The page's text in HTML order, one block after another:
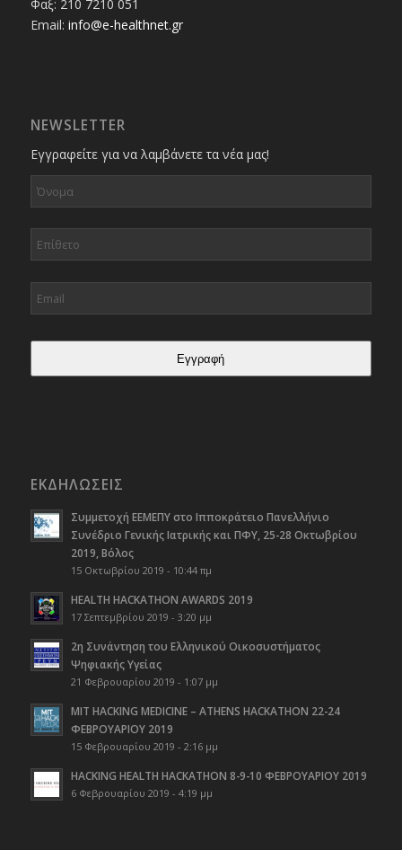
Φαξ: 210 7210 051
Email: info@e-healthnet.gr
NEWSLETTER
Εγγραφείτε για να λαμβάνετε τα νέα μας!
Εγγραφή
ΕΚΔΗΛΏΣΕΙΣ
Συμμετοχή ΕΕΜΕΠΥ στο Ιπποκράτειο Πανελλήνιο
Συνέδριο Γενικής Ιατρικής και ΠΦΥ, 25-28 Οκτωβρίου
2019, Βόλος
15 Οκτωβρίου 2019 - 10:44 πμ
HEALTH HACKATHON AWARDS 2019
17 Σεπτεμβρίου 2019 - 3:20 μμ
2η Συνάντηση του Ελληνικού Οικοσυστήματος
Ψηφιακής Υγείας
21 Φεβρουαρίου 2019 - 1:07 μμ
MIT HACKING MEDICINE – ATHENS HACKATHON 22-24
ΦΕΒΡΟΥΑΡΙΟΥ 2019
15 Φεβρουαρίου 2019 - 2:16 μμ
HACKING HEALTH HACKATHON 8-9-10 ΦΕΒΡΟΥΑΡΙΟΥ 2019
6 Φεβρουαρίου 2019 - 4:19 μμ